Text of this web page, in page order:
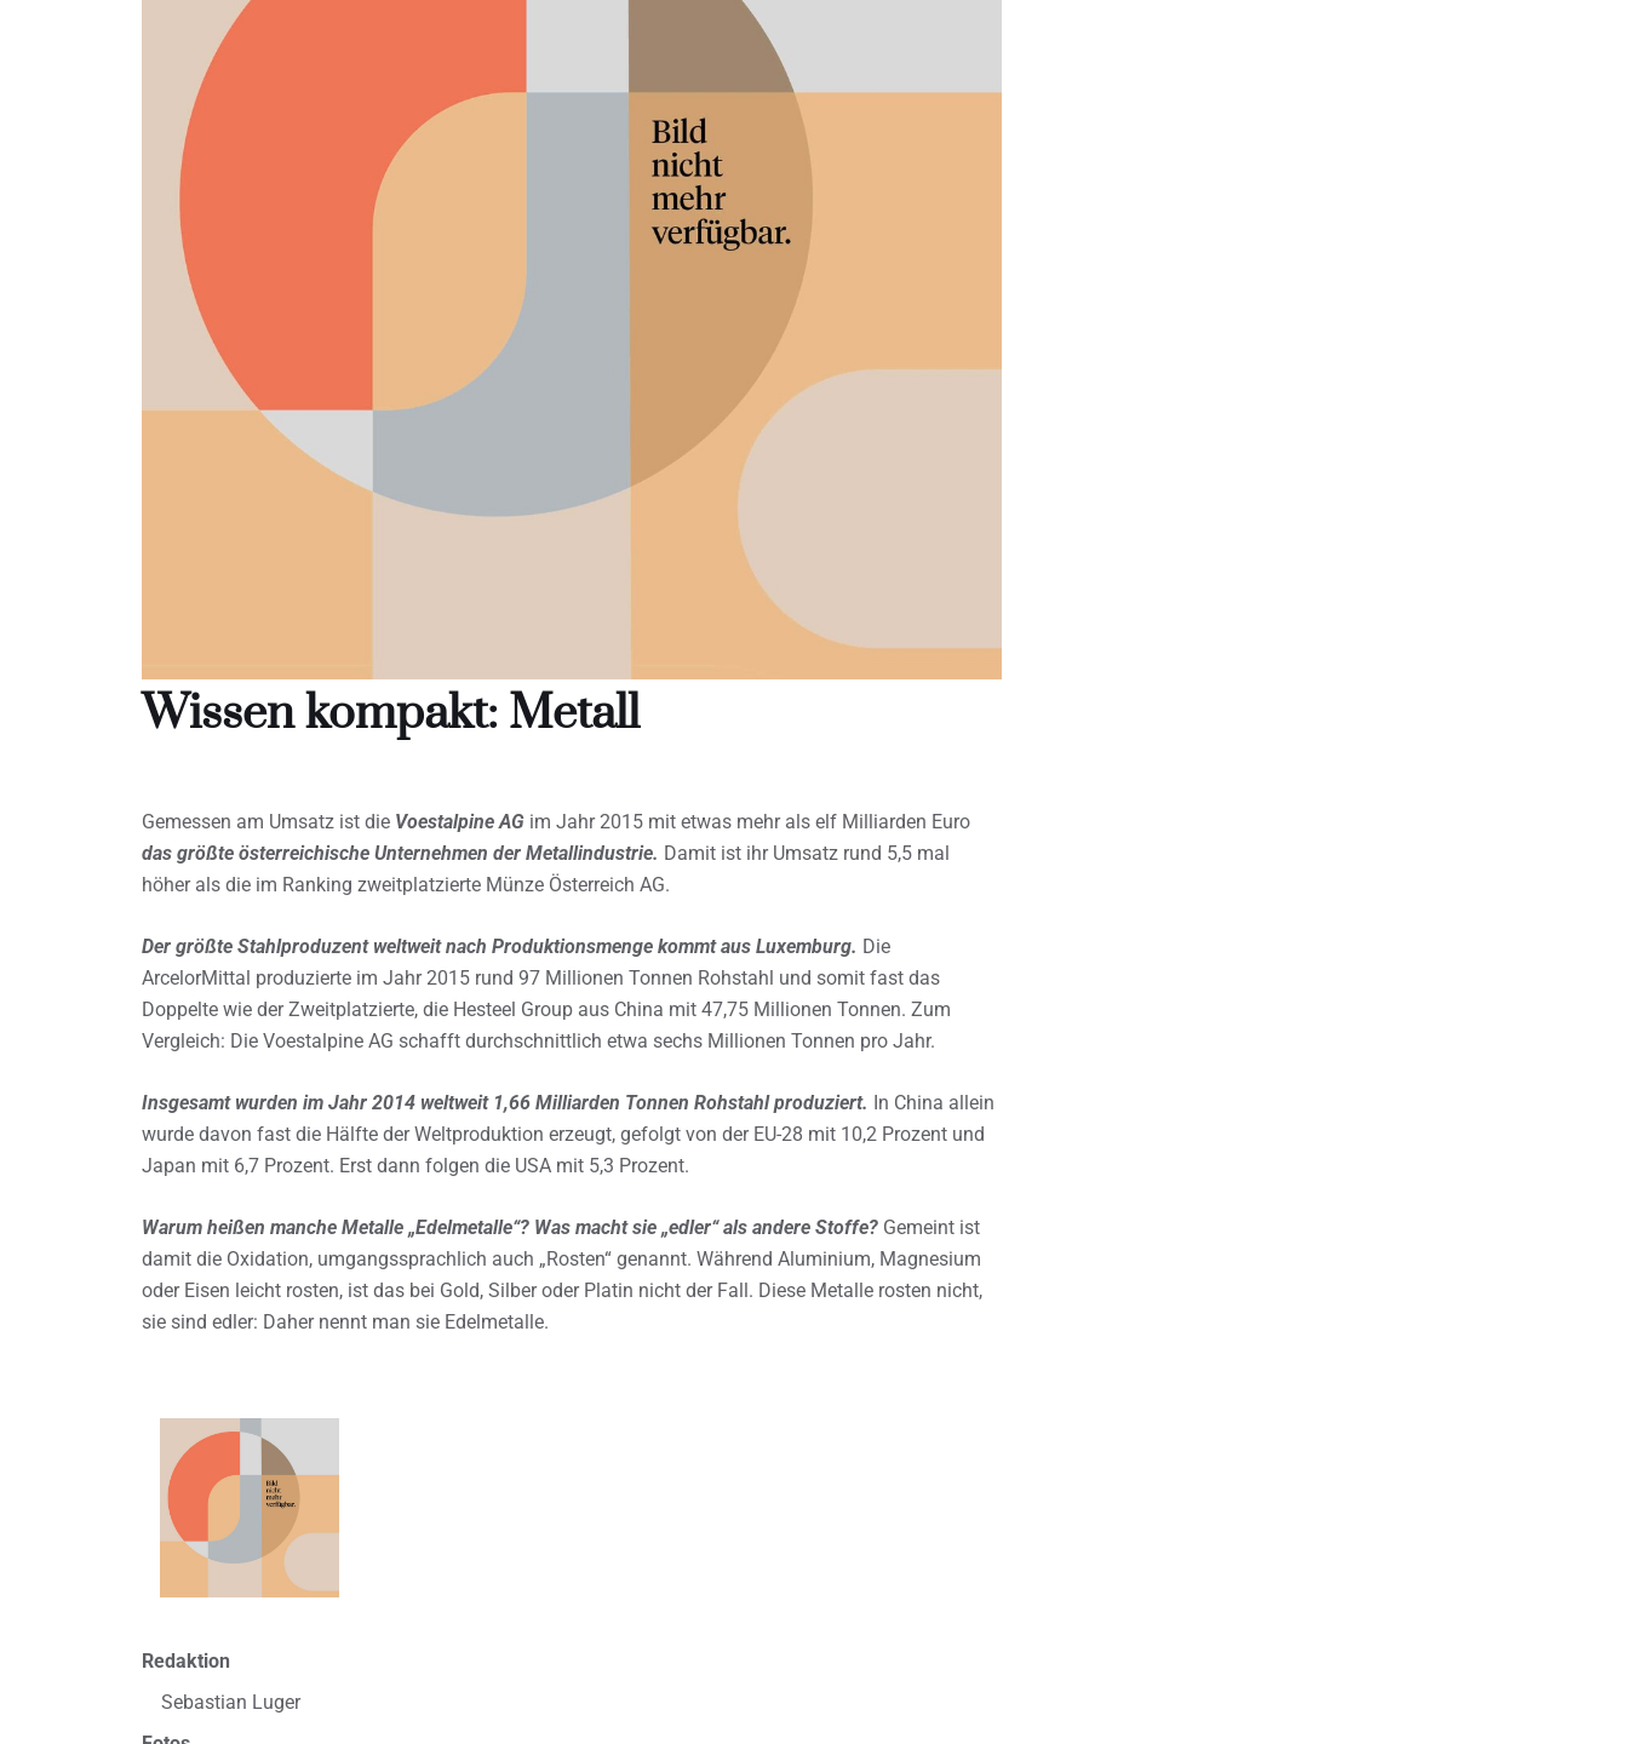
Wissen kompakt: Metall
Gemessen am Umsatz ist die Voestalpine AG im Jahr 2015 mit etwas mehr als elf Milliarden Euro
das größte österreichische Unternehmen der Metallindustrie. Damit ist ihr Umsatz rund 5,5 mal
höher als die im Ranking zweitplatzierte Münze Österreich AG.
Der größte Stahlproduzent weltweit nach Produktionsmenge kommt aus Luxemburg. Die
ArcelorMittal produzierte im Jahr 2015 rund 97 Millionen Tonnen Rohstahl und somit fast das
Doppelte wie der Zweitplatzierte, die Hesteel Group aus China mit 47,75 Millionen Tonnen. Zum
Vergleich: Die Voestalpine AG schafft durchschnittlich etwa sechs Millionen Tonnen pro Jahr.
Insgesamt wurden im Jahr 2014 weltweit 1,66 Milliarden Tonnen Rohstahl produziert. In China allein
wurde davon fast die Hälfte der Weltproduktion erzeugt, gefolgt von der EU-28 mit 10,2 Prozent und
Japan mit 6,7 Prozent. Erst dann folgen die USA mit 5,3 Prozent.
Warum heißen manche Metalle „Edelmetalle“? Was macht sie „edler“ als andere Stoffe? Gemeint ist
damit die Oxidation, umgangssprachlich auch „Rosten“ genannt. Während Aluminium, Magnesium
oder Eisen leicht rosten, ist das bei Gold, Silber oder Platin nicht der Fall. Diese Metalle rosten nicht,
sie sind edler: Daher nennt man sie Edelmetalle.
Redaktion
Sebastian Luger